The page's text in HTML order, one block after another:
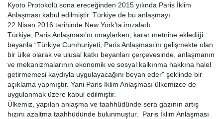
Kyoto Protokolü sona ereceğinden 2015 yılında Paris İklim
Anlaşması kabul edilmiştir. Türkiye de bu anlaşmayı
22.Nisan.2016 tarihinde New York’ta imzaladı.
Türkiye, Paris Anlaşması’nı onaylarken, karar metnine eklediği
beyanla “Türkiye Cumhuriyeti, Paris Anlaşması’nı gelişmekte olan
bir ülke olarak ve ulusal katkı beyanları çerçevesinde, anlaşmanın
ve mekanizmalarının ekonomik ve sosyal kalkınma hakkına halel
getirmemesi kaydıyla uygulayacağını beyan eder” şeklinde bir
açıklama yapmıştır. Yani Paris İklim Anlaşması ülkemizce de
uygulanmak üzere kabul edilmiştir.
Ülkemiz, yapılan anlaşma ve taahhüdünde sera gazının artış
hızını azaltma taahhüdünde bulunmuştur. Paris İklim Anlaşması